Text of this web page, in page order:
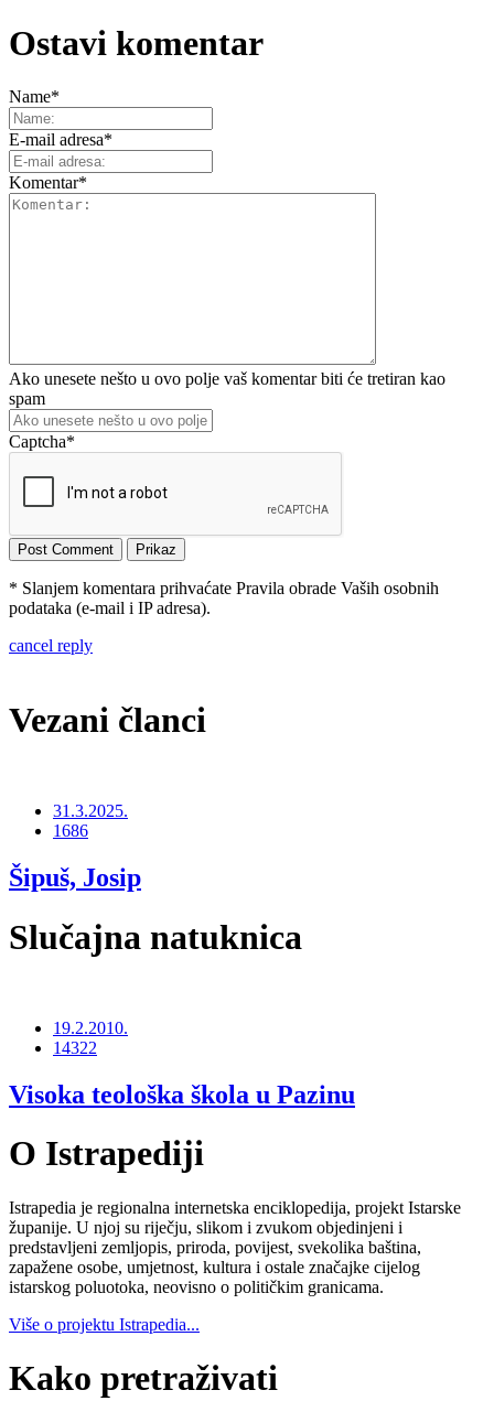
Ostavi komentar
Name*
E-mail adresa*
Komentar*
Ako unesete nešto u ovo polje vaš komentar biti će tretiran kao
spam
Captcha*
* Slanjem komentara prihvaćate Pravila obrade Vaših osobnih
podataka (e-mail i IP adresa).
cancel reply
Vezani članci
31.3.2025.
1686
Šipuš, Josip
Slučajna natuknica
19.2.2010.
14322
Visoka teološka škola u Pazinu
O Istrapediji
Istrapedia je regionalna internetska enciklopedija, projekt Istarske
županije. U njoj su riječju, slikom i zvukom objedinjeni i
predstavljeni zemljopis, priroda, povijest, svekolika baština,
zapažene osobe, umjetnost, kultura i ostale značajke cijelog
istarskog poluotoka, neovisno o političkim granicama.
Više o projektu Istrapedia...
Kako pretraživati